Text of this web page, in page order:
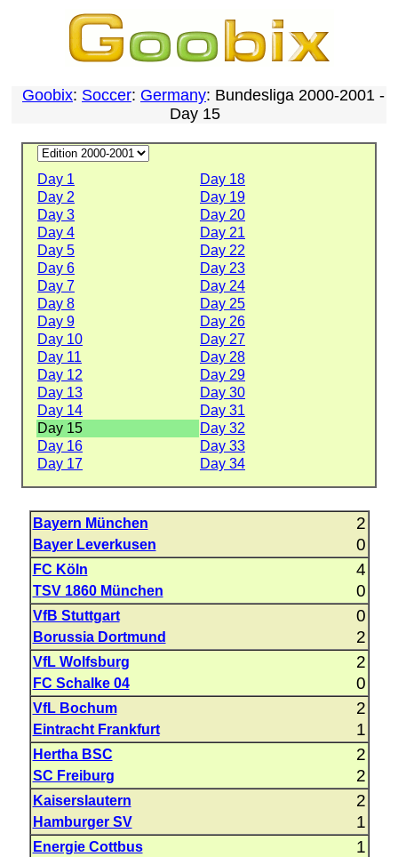
Goobix: Soccer: Germany: Bundesliga 2000-2001 -
Day 15
Day 1
Day 18
Day 2
Day 19
Day 3
Day 20
Day 4
Day 21
Day 5
Day 22
Day 6
Day 23
Day 7
Day 24
Day 8
Day 25
Day 9
Day 26
Day 10
Day 27
Day 11
Day 28
Day 12
Day 29
Day 13
Day 30
Day 14
Day 31
Day 15
Day 32
Day 16
Day 33
Day 17
Day 34
Bayern München 2
Bayer Leverkusen 0
FC Köln 4
TSV 1860 München 0
VfB Stuttgart 0
Borussia Dortmund 2
VfL Wolfsburg 2
FC Schalke 04 0
VfL Bochum 2
Eintracht Frankfurt 1
Hertha BSC 2
SC Freiburg 2
Kaiserslautern 2
Hamburger SV 1
Energie Cottbus 1